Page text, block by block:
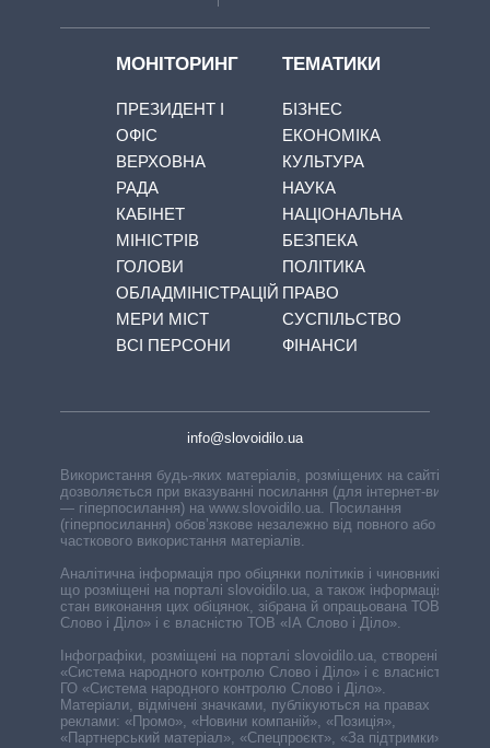
МОНІТОРИНГ
ПРЕЗИДЕНТ І
ОФІС
ВЕРХОВНА
РАДА
КАБІНЕТ
МІНІСТРІВ
ГОЛОВИ
ОБЛАДМІНІСТРАЦІЙ
МЕРИ МІСТ
ВСІ ПЕРСОНИ
ТЕМАТИКИ
БІЗНЕС
ЕКОНОМІКА
КУЛЬТУРА
НАУКА
НАЦІОНАЛЬНА
БЕЗПЕКА
ПОЛІТИКА
ПРАВО
СУСПІЛЬСТВО
ФІНАНСИ
info@slovoidilo.ua
Використання будь-яких матеріалів, розміщених на сайті,
дозволяється при вказуванні посилання (для інтернет-видань
— гіперпосилання) на www.slovoidilo.ua. Посилання
(гіперпосилання) обов’язкове незалежно від повного або
часткового використання матеріалів.
Аналітична інформація про обіцянки політиків і чиновників,
що розміщені на порталі slovoidilo.ua, а також інформація про
стан виконання цих обіцянок, зібрана й опрацьована ТОВ «ІА
Слово і Діло» і є власністю ТОВ «ІА Слово і Діло».
Інфографіки, розміщені на порталі slovoidilo.ua, створені ГО
«Система народного контролю Слово і Діло» і є власністю
ГО «Система народного контролю Слово і Діло».
Матеріали, відмічені значками, публікуються на правах
реклами: «Промо», «Новини компаній», «Позиція»,
«Партнерський матеріал», «Спецпроєкт», «За підтримки».